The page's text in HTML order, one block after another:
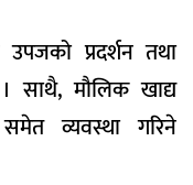
उपजको प्रदर्शन तथा
साथै, मौलिक खाद्य
व्यवस्था गरिने